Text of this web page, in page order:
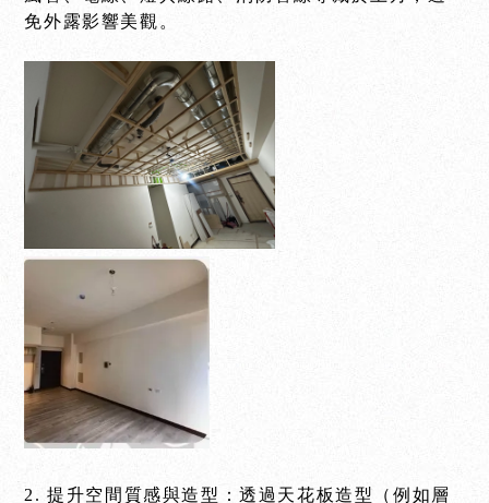
免外露影響美觀。
2. 提升空間質感與造型：透過天花板造型（例如層